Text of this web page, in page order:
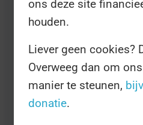
Tijdens deze Dag kunt
rapporten verwachten
ons deze site
houden.
Liever geen cookies?
Overweeg dan om
manier te steunen,
donatie.